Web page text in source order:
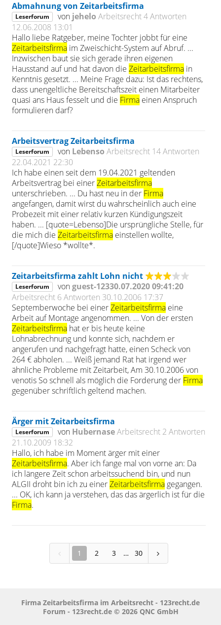
Abmahnung von Zeitarbeitsfirma
Leserforum von jehelo Arbeitsrecht4 Antworten
12.06.2008 13:01
Hallo liebe Ratgeber, meine Tochter jobbt für eine
Zeitarbeitsfirma im Zweischicht-System auf Abruf. ...
Inzwischen baut sie sich gerade ihren eigenen
Hausstand auf und hat davon dieZeitarbeitsfirma in
Kenntnis gesetzt. ... Meine Frage dazu: Ist das rechtens,
dass unengeltliche Bereitschaftszeit einen Mitarbeiter
quasi ans Haus fesselt und die Firma einen Anspruch
formulieren darf?
Arbeitsvertrag Zeitarbeitsfirma
Leserforum von Lebenso Arbeitsrecht 14 Antworten
22.04.2021 22:30
Ich habe einen seit dem 19.04.2021 geltenden
Arbeitsvertrag bei einerZeitarbeitsfirma
unterschrieben. ... Du hast neu in der Firma
angefangen, damit wirst du wahrscheinlich auch eine
Probezeit mit einer relativ kurzen Kündigungszeit
haben. ... [quote=Lebenso]Die ursprüngliche Stelle, für
die mich dieZeitarbeitsfirma einstellen wollte,
[/quote]Wieso *wollte*.
Zeitarbeitsfirma zahlt Lohn nicht
Leserforum von guest-12330.07.2020 09:41:20
Arbeitsrecht 6 Antworten 30.10.2006 17:37
Septemberwoche bei einerZeitarbeitsfirma eine
Arbeit auf Montage angenommen. ... Von der ersten
Zeitarbeitsfirma hat er bis heute keine
Lohnabrechnung und konnte sich, nachdem er
angerufen und nachgefragt hatte, einen Scheck von
264 € abholen. ... Weiß jemand Rat hat irgend wer
ähnliche Probleme mit Zeitarbeit, Am 30.10.2006 von
venotis So schnell als möglich die Forderung der Firma
gegenüber schriftlich geltend machen.
Ärger mit Zeitarbeitsfirma
Leserforum von HubernaseArbeitsrecht 2 Antworten
21.10.2009 18:32
Hallo, ich habe im Moment ärger mit einer
Zeitarbeitsfirma. Aber ich fange mal von vorne an: Da
ich längere Zeit schon arbeitssuchend bin, und nun
ALGII droht bin ich zu einerZeitarbeitsfirma gegangen.
... OK, ich kann ja verstehen, das das ärgerlich ist für die
Firma.
1 2 3 30
Firma Zeitarbeitsfirma im Arbeitsrecht - 123recht.de
Forum - 123recht.de © 2026 QNC GmbH